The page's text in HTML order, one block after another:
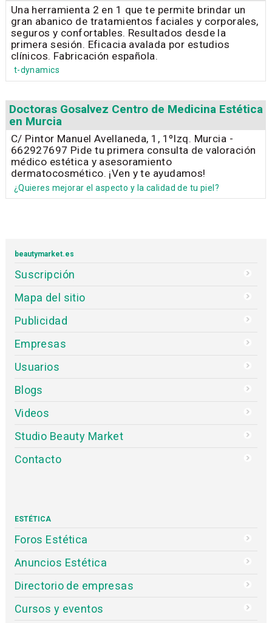
Una herramienta 2 en 1 que te permite brindar un
gran abanico de tratamientos faciales y corporales,
seguros y confortables. Resultados desde la
primera sesión. Eficacia avalada por estudios
clínicos. Fabricación española.
t-dynamics
Doctoras Gosalvez Centro de Medicina Estética
en Murcia
C/ Pintor Manuel Avellaneda, 1, 1ºIzq. Murcia -
662927697 Pide tu primera consulta de valoración
médico estética y asesoramiento
dermatocosmético. ¡Ven y te ayudamos!
¿Quieres mejorar el aspecto y la calidad de tu piel?
beautymarket.es
Suscripción
Mapa del sitio
Publicidad
Empresas
Usuarios
Blogs
Videos
Studio Beauty Market
Contacto
ESTÉTICA
Foros Estética
Anuncios Estética
Directorio de empresas
Cursos y eventos